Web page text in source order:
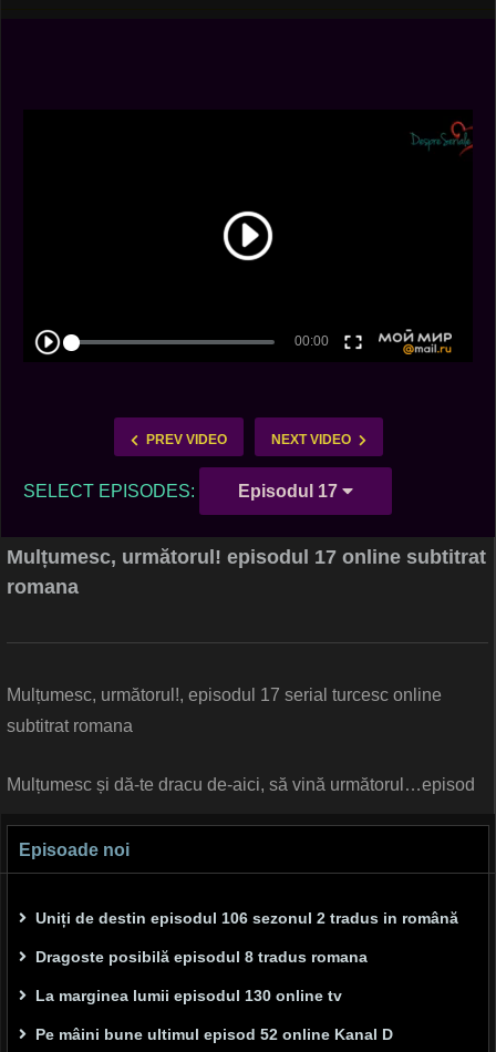
PREV VIDEO NEXT VIDEO
SELECT EPISODES: Episodul 17
Mulțumesc, următorul! episodul 17 online subtitrat
romana
Mulțumesc, următorul!, episodul 17 serial turcesc online
subtitrat romana
Mulțumesc și dă-te dracu de-aici, să vină următorul…episod
Episoade noi
Uniți de destin episodul 106 sezonul 2 tradus in română
Dragoste posibilă episodul 8 tradus romana
La marginea lumii episodul 130 online tv
Pe mâini bune ultimul episod 52 online Kanal D